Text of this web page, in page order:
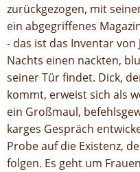
zurückgezogen, mit
ein abgegriffenes
- das ist das Inventar von
Nachts einen nackten,
seiner Tür findet. Dick,
kommt, erweist sich als
ein Großmaul,
karges Gespräch
Probe auf die Existenz,
folgen. Es geht um